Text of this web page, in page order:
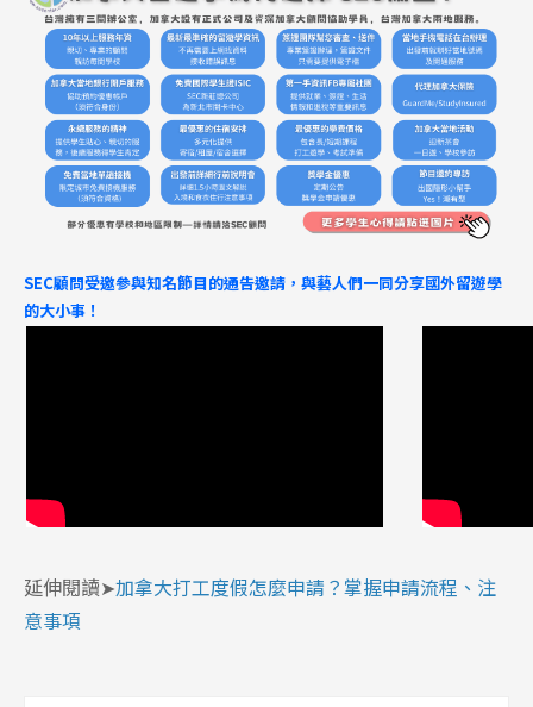
SEC顧問受邀參與知名節目的通告邀請，與藝人們一同分享國外留遊學
的大小事！
延伸閱讀➤加拿大打工度假怎麼申請？掌握申請流程、注
意事項